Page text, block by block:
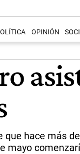
OPINIÓN
hace más
mayo